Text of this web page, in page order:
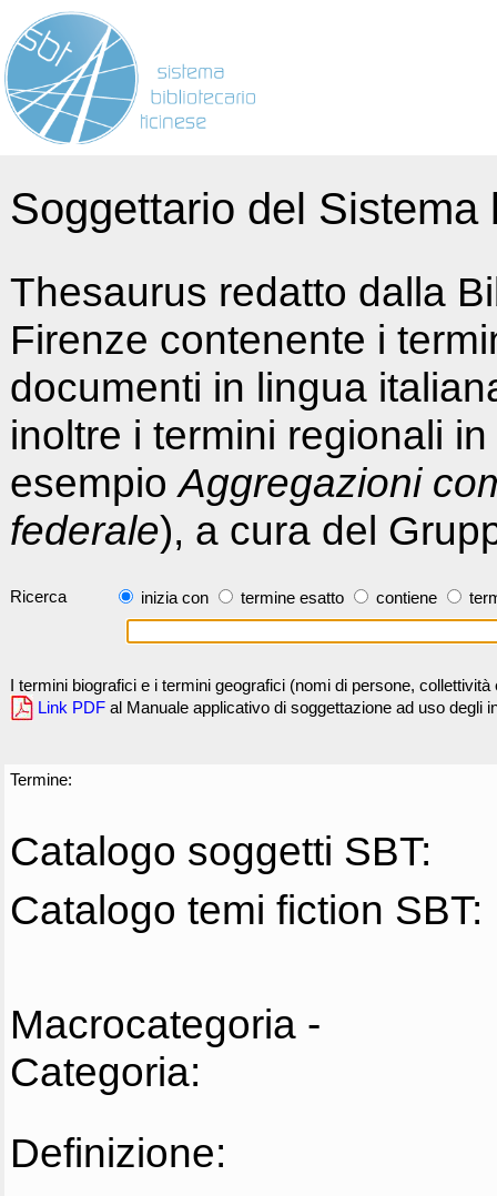
Soggettario del
Thesaurus redatto dalla
Firenze contenente i
documenti in lingua
inoltre i termini regionali
esempioAggregazioni
federale), a cura del
Ricerca inizia con termine esatto contiene
I termini biografici e i termini geografici (nomi di persone,
Link PDF al Manuale applicativo di soggettazione ad uso degli
Termine:
Catalogo soggetti SBT:
Catalogo temi fiction SBT:
Macrocategoria -
Categoria:
Definizione: